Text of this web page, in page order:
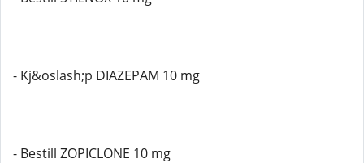
- Kj&oslash;p DIAZEPAM 10 mg
- Bestill ZOPICLONE 10 mg